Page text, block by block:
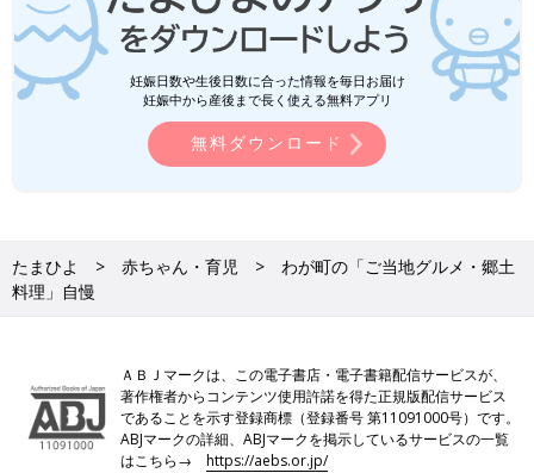
妊娠日数や生後日数に合った情報を毎日お届け
妊娠中から産後まで長く使える無料アプリ
無料ダウンロード
たまひよ 赤ちゃん・育児
わが町の「ご当地グルメ・郷土
料理」自慢
ＡＢＪマークは、この電子書店・電子書籍配信サービスが、
著作権者からコンテンツ使用許諾を得た正規版配信サービス
であることを示す登録商標（登録番号 第11091000号）です。
ABJマークの詳細、ABJマークを掲示しているサービスの一覧
はこちら→https://aebs.or.jp/